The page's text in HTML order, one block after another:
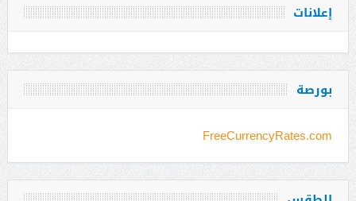
إعلانات
بورصة
FreeCurrencyRates.com